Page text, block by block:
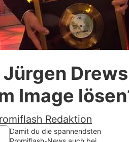
Redaktionelle
Impressum
Utiq
Jürgen
Image
Redaktion
Damit du die spannendsten